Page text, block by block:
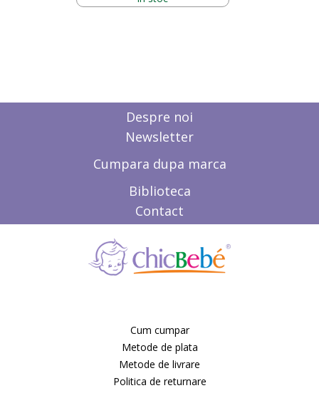
Despre noi
Newsletter
Cumpara dupa marca
Biblioteca
Contact
Cum cumpar
Metode de plata
Metode de livrare
Politica de returnare